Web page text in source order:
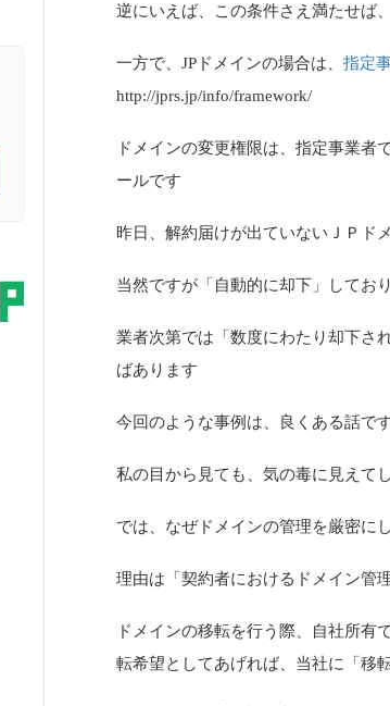
逆にいえば、この条件さえ満たせば
一方で、JPドメインの場合は、指定
http://jprs.jp/info/framework/
ドメインの変更権限は、指定事業者
ールです
昨日、解約届けが出ていないＪＰド
当然ですが「自動的に却下」してお
業者次第では「数度にわたり却下さ
ばあります
今回のような事例は、良くある話で
私の目から見ても、気の毒に見えて
では、なぜドメインの管理を厳密に
理由は「契約者におけるドメイン管
ドメインの移転を行う際、自社所有
転希望としてあげれば、当社に「移